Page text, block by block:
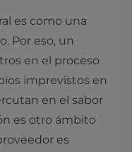
es como una
Por eso, un
en el proceso
imprevistos en
en el sabor
es otro ámbito
es